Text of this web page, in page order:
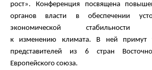
рост». Конференция посвящена
органов власти вобеспечении
экономической
к изменению климата. В ней примут
представителей из 6 стран
Европейского союза.